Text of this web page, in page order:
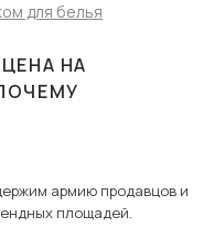
для белья
НА
армию продавцов и
площадей.